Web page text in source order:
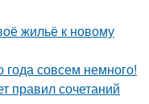
жильё к новому
совсем немного!
правил сочетаний